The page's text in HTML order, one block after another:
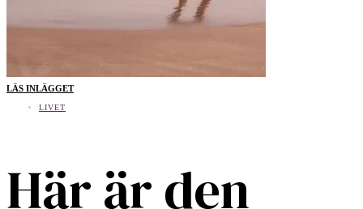
LÄS INLÄGGET
LIVET
Här är den